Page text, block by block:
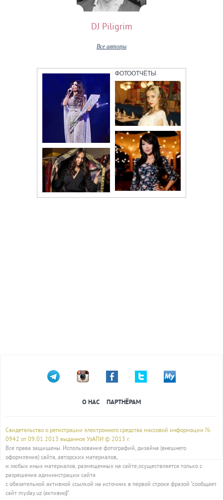
DJ Piligrim
Все авторы
ФОТООТЧЁТЫ
О НАС ПАРТНЁРАМ
Свидетельство о регистрации электронного средства массовой информации №
0942 от 09.01.2013 выданное УзАПИ © 2013 г.
Все права защищены. Использование фотографий, дизайна (внешнего
оформления) сайта, авторских материалов,
и любых иных материалов, размещенных на сайте,осуществляется только с
разрешения администрации сайта
с обязательной активной ссылкой на источник в первой строке фразой “сообщает
сайт myday.uz (активно)”.